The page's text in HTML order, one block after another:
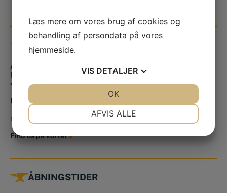
BUTIK & KONTAKT
Adresse
Finlandsgade 14
4690 Haslev
Kontakt os
Tlf.:
+45 56 36 10 15
mail@smedjeriet.dk
Find os på kortet
ÅBNINGSTIDER
Læs mere om vores brug af cookies og
behandling af persondata på vores
hjemmeside.
VIS DETALJER
AFVIS ALLE
OK